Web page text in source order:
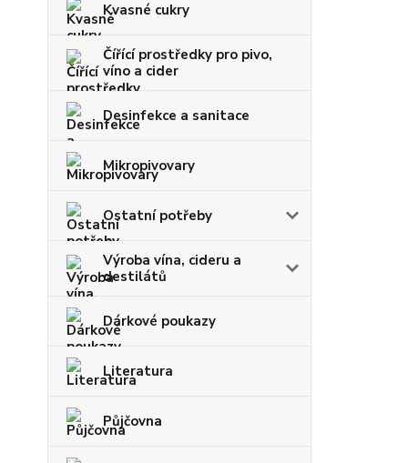
Kvasné cukry
Čířící prostředky pro pivo,
víno a cider
Desinfekce a sanitace
Mikropivovary
Ostatní potřeby
Výroba vína, cideru a
destilátů
Dárkové poukazy
Literatura
Půjčovna